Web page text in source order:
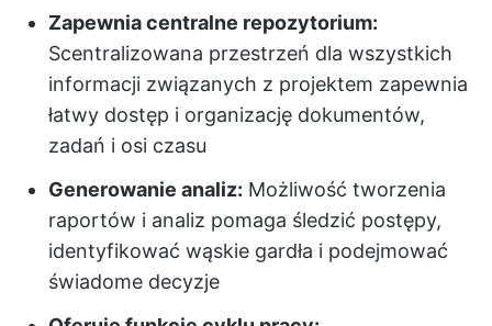
Zapewnia centralne repozytorium:
Scentralizowana przestrzeń dla wszystkich
informacji związanych z projektem zapewnia
łatwy dostęp i organizację dokumentów,
zadań i osi czasu
Generowanie analiz: Możliwość tworzenia
raportów i analiz pomaga śledzić postępy,
identyfikować wąskie gardła i podejmować
świadome decyzje